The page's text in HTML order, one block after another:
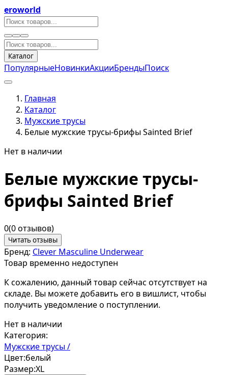
eroworld
Каталог
ПопулярныеНовинкиАкцииБрендыПоиск
Главная
Каталог
Мужские трусы
Белые мужские трусы-брифы Sainted Brief
Нет в наличии
Белые мужские трусы-
брифы Sainted Brief
0(0 отзывов)
Читать отзывы
Бренд: Clever Masculine Underwear
Товар временно недоступен
К сожалению, данный товар сейчас отсутствует на
складе. Вы можете добавить его в вишлист, чтобы
получить уведомление о поступлении.
Нет в наличии
Категория:
Мужские трусы /
Цвет:белый
Размер:XL